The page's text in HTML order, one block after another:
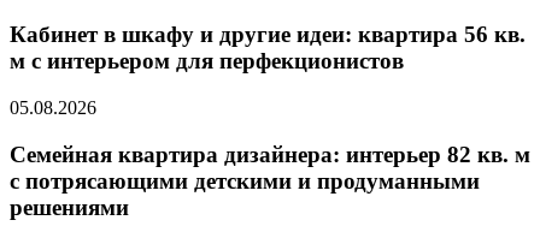
Кабинет в шкафу и другие идеи: квартира 56 кв.
м с интерьером для перфекционистов
05.08.2026
Семейная квартира дизайнера: интерьер 82 кв. м
с потрясающими детскими и продуманными
решениями